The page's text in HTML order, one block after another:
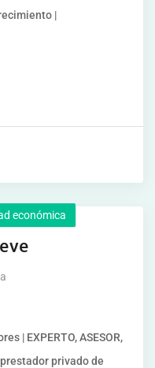
|
económica
| EXPERTO, ASESOR,
prestador privado de